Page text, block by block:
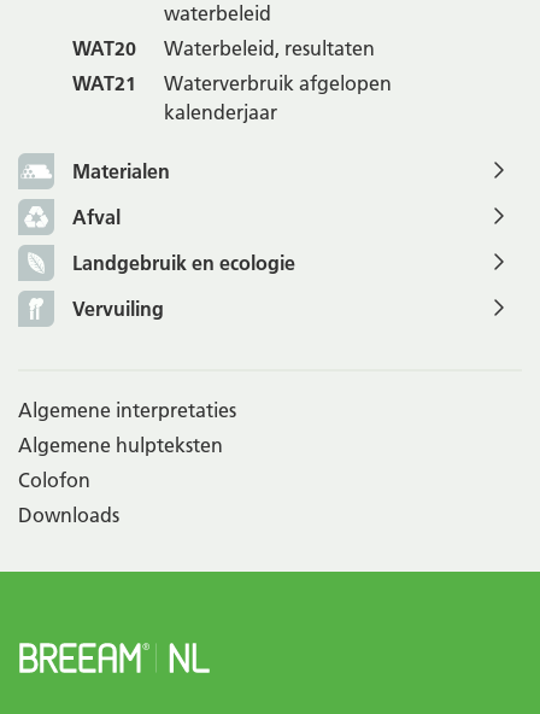
waterbeleid
WAT20
Waterbeleid, resultaten
WAT21
Waterverbruik afgelopen
kalenderjaar
Materialen
Afval
Landgebruik en ecologie
Vervuiling
Algemene interpretaties
Algemene hulpteksten
Colofon
Downloads